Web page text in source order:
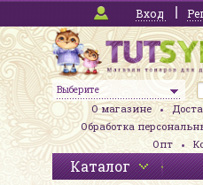
Вход
Выберите
О магазине
Обработка
Опт
Каталог